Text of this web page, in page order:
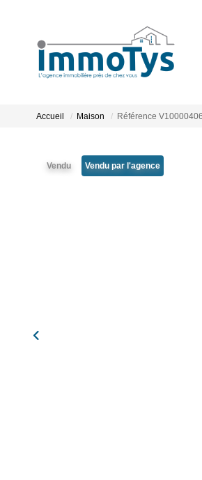
Accueil Maison Référence V10000406
Vendu Vendu par l'agence